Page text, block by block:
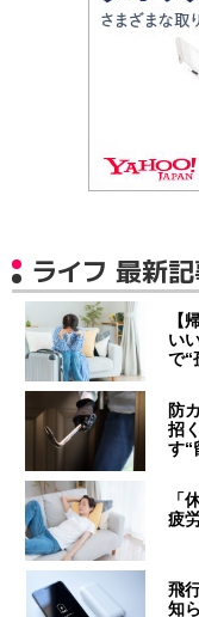
ライフ 最新
【
い
で“
防
招
す“
「
疲
飛
知